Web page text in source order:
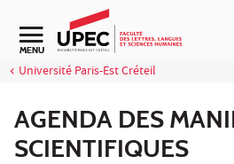
Aller au contenu
Navigation secondaire
MENU
Université Paris-Est Créteil
AGENDA DES
SCIENTIFIQUES